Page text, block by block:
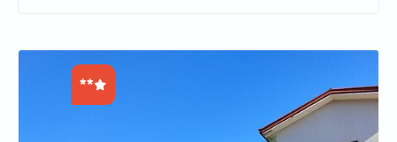
**